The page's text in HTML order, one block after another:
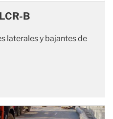
B
laterales y bajantes de